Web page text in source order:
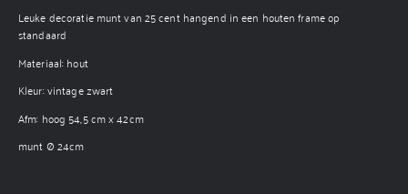
Leuke decoratie munt van 25 cent hangend in een houten frame op
standaard
Materiaal: hout
Kleur: vintage zwart
Afm: hoog 54,5 cm x 42cm
munt Ø 24cm